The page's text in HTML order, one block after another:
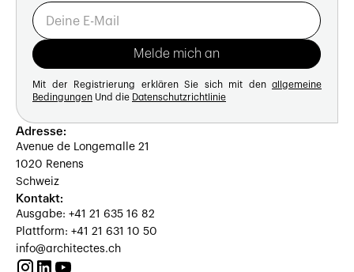
Mit der Registrierung erklären Sie sich mit den allgemeine
Bedingungen Und die Datenschutzrichtlinie
Adresse:
Avenue de Longemalle 21
1020 Renens
Schweiz
Kontakt:
Ausgabe: +41 21 635 16 82
Plattform: +41 21 631 10 50
info@architectes.ch